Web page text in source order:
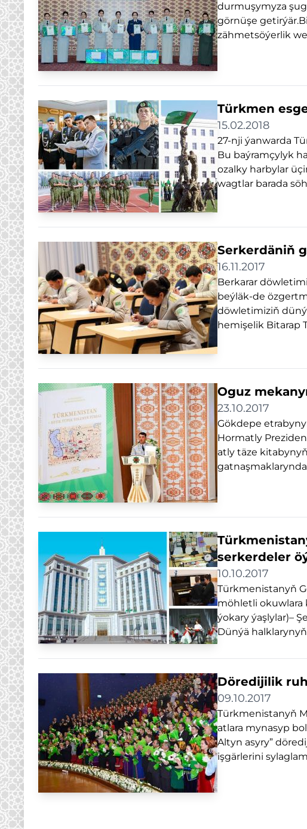
durmuşymyza
görnüşe
zähmetsöýerlik
Türkmen
15.02.2018
27-nji ýanwarda
Bu baýramçylyk
ozalky harbylar
wagtlar barada
Serkerdäniň
16.11.2017
Berkarar
beýläk-de
döwletimiziň
hemişelik Bitarap
Oguz
23.10.2017
Gökdepe
Hormatly
atly täze
serkerdeler
10.10.2017
Türkmenistanyň
möhletli okuwlara
ýokary ýaşlylar)–
Dünýä
Döredijilik
09.10.2017
Türkmenistanyň
atlara mynasyp
Altyn asyry”
işgärlerini